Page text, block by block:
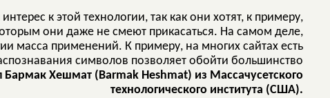
к этой технологии, так как они хотят, к примеру,
они даже не смеют прикасаться. На самом деле,
масса применений. К примеру, на многих сайтах есть
символов позволяет обойти большинство
Бармак Хешмат (Barmak Heshmat) из Массачусетского
технологического института (США).